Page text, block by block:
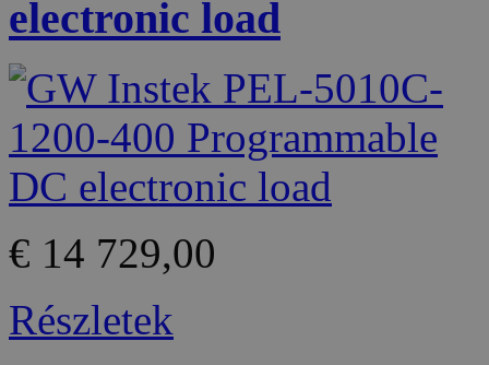
electronic load
€ 14 729,00
Részletek